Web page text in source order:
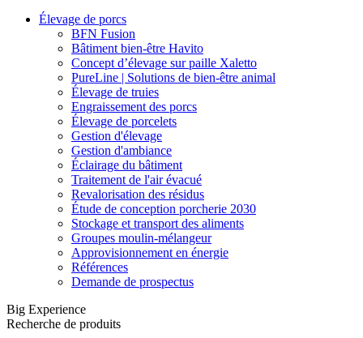
Élevage de porcs
BFN Fusion
Bâtiment bien-être Havito
Concept d’élevage sur paille Xaletto
PureLine | Solutions de bien-être animal
Élevage de truies
Engraissement des porcs
Élevage de porcelets
Gestion d'élevage
Gestion d'ambiance
Éclairage du bâtiment
Traitement de l'air évacué
Revalorisation des résidus
Étude de conception porcherie 2030
Stockage et transport des aliments
Groupes moulin-mélangeur
Approvisionnement en énergie
Références
Demande de prospectus
Big Experience
Recherche de produits